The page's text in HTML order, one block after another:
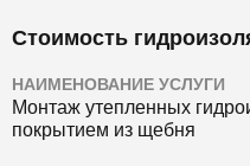
Стоимость
НАИМЕНОВАНИЕ УСЛУГИ
Монтаж утепленных
покрытием из щебня